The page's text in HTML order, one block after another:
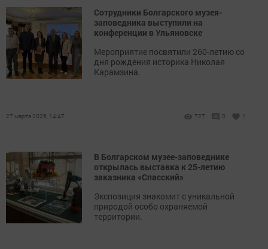
Сотрудники Болгарского музея-
заповедника выступили на
конференции в Ульяновске
Мероприятие посвятили 260-летию со
дня рождения историка Николая
Карамзина.
27 марта 2026, 14:47 727 0 1
В Болгарском музее-заповеднике
открылась выставка к 25-летию
заказника «Спасский»
Экспозиция знакомит с уникальной
природой особо охраняемой
территории.